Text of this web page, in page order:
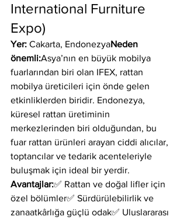
International Furniture
Expo)
Yer: Cakarta, EndonezyaNeden
önemli:Asya’nın en büyük mobilya
fuarlarından biri olan IFEX, rattan
mobilya üreticileri için önde gelen
etkinliklerden biridir. Endonezya,
küresel rattan üretiminin
merkezlerinden biri olduğundan, bu
fuar rattan ürünleri arayan ciddi alıcılar,
toptancılar ve tedarik acenteleriyle
buluşmak için ideal bir yerdir.
Avantajlar:✅ Rattan ve doğal lifler için
özel bölümler✅ Sürdürülebilirlik ve
zanaatkârlığa güçlü odak✅ Uluslararası